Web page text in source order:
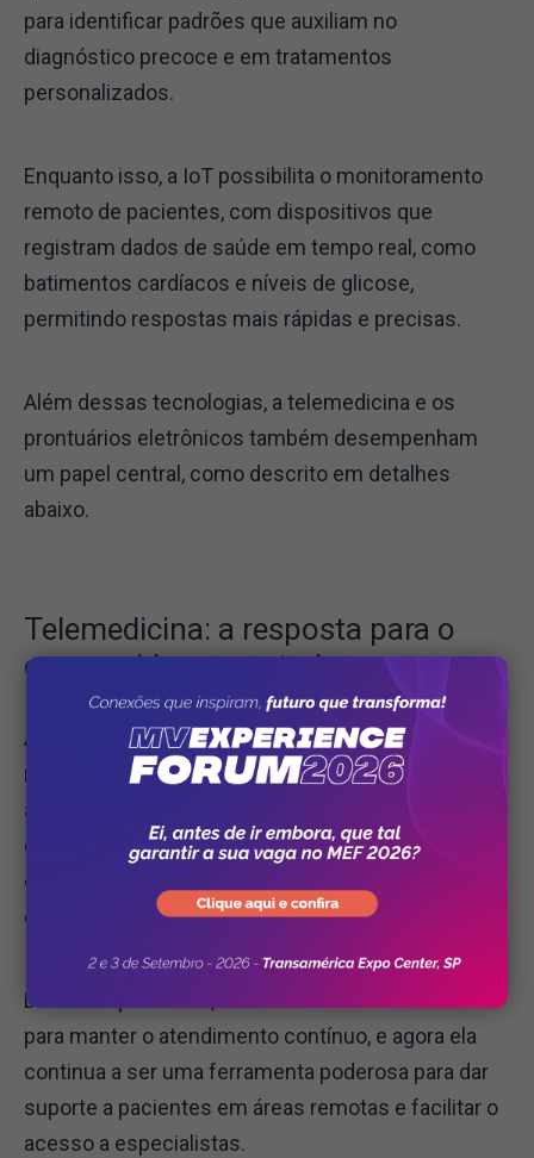
para identificar padrões que auxiliam no
diagnóstico precoce e em tratamentos
personalizados.
Enquanto isso, a IoT possibilita o monitoramento
remoto de pacientes, com dispositivos que
registram dados de saúde em tempo real, como
batimentos cardíacos e níveis de glicose,
permitindo respostas mais rápidas e precisas.
Além dessas tecnologias, a telemedicina e os
prontuários eletrônicos também desempenham
um papel central, como descrito em detalhes
abaixo.
Telemedicina: a resposta para o
consumidor conectado
A telemedicina permite que pacientes consultem
médicos e especialistas sem precisar se deslocar
até uma clínica. Ela responde à demanda por
conveniência e agilidade dos consumidores, que
estão cada vez mais conectados e familiarizados
com o uso da tecnologia.
Durante a pandemia, a telemedicina foi essencial
para manter o atendimento contínuo, e agora ela
continua a ser uma ferramenta poderosa para dar
suporte a pacientes em áreas remotas e facilitar o
acesso a especialistas.